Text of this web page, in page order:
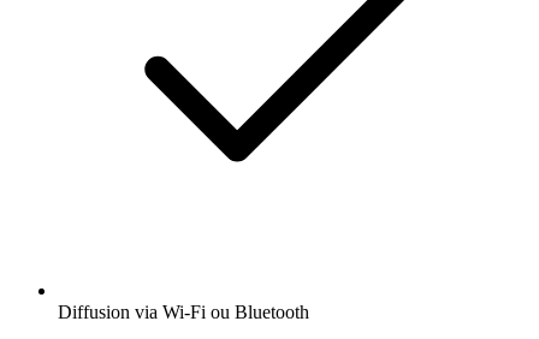
Diffusion via Wi-Fi ou Bluetooth